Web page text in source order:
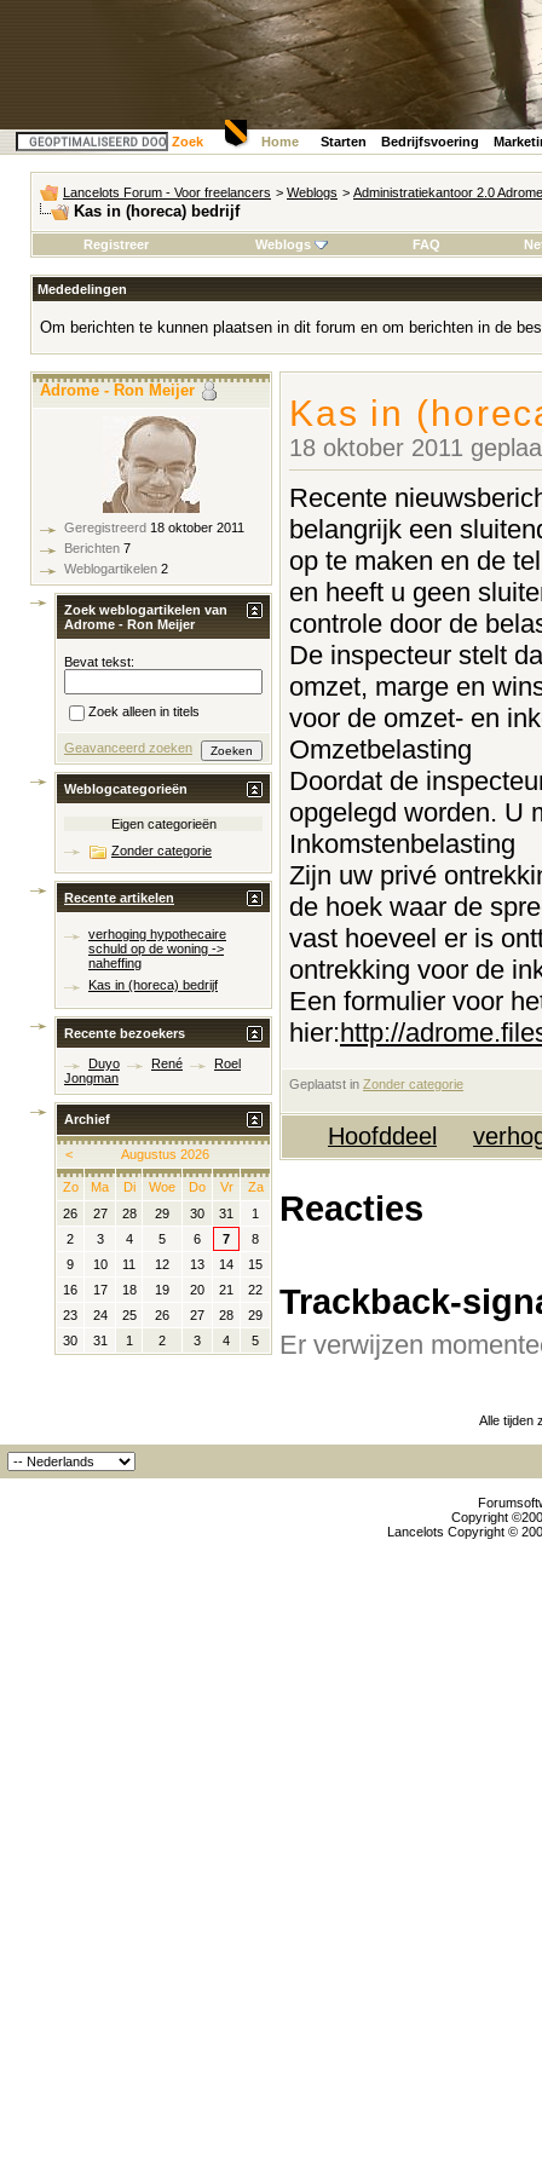
Zoek Home Starten Bedrijfsvoering
Lancelots Forum - Voor freelancers > Weblogs > Administratiekantoor 2.0 Adrome
Kas in (horeca) bedrijf
Registreer Weblogs FAQ
Mededelingen
Om berichten te kunnen plaatsen in dit forum en om berichten in de
Kas in
18 oktober 2011
Recente
belangrijk een
op te maken en de
en heeft u geen
controle door de
De inspecteur stelt
omzet, marge en
voor de omzet- en
Omzetbelasting
Doordat de
opgelegd worden. U
Inkomstenbelasting
Zijn uw privé
de hoek waar de
vast hoeveel er is
ontrekking voor de
Een formulier voor
hier:http://
Geplaatst in Zonder categorie
Hoofddeel
Reacties
Trackback-
Er verwijzen
Adrome - Ron Meijer
Geregistreerd 18 oktober 2011
Berichten 7
Weblogartikelen 2
Zoek weblogartikelen van
Adrome - Ron Meijer
Bevat tekst:
Zoek alleen in titels
Geavanceerd zoeken
Weblogcategorieën
Eigen categorieën
Zonder categorie
Recente artikelen
verhoging hypothecaire
schuld op de woning ->
naheffing
Kas in (horeca) bedrijf
Recente bezoekers
Duyo René
Roel
Jongman
Archief
< Augustus 2026
Zo Ma Di Woe Do Vr
Za
26
27 28 29 30 31
1
2
3 4 5 6 7
8
9
10 11 12 13 14
15
16
17 18 19 20 21
22
23
24 25 26 27 28
29
30
31 1 2 3 4 5
Alle tijden
Copyright
Lancelots Copyright ©